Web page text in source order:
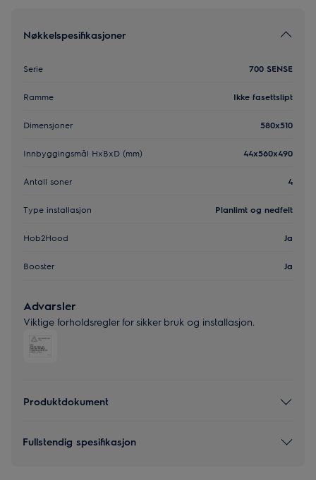
Nøkkelspesifikasjoner
Serie 700 SENSE
Ramme Ikke fasettslipt
Dimensjoner 580x510
Innbyggingsmål HxBxD (mm) 44x560x490
Antall soner 4
Type installasjon Planlimt og nedfelt
Hob2Hood Ja
Booster Ja
Advarsler
Viktige forholdsregler for sikker bruk og installasjon.
Produktdokument
Fullstendig spesifikasjon